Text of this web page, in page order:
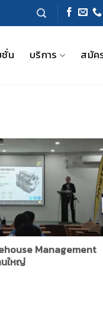
ชั่น บริการ สมัค
Management
นใหญ่